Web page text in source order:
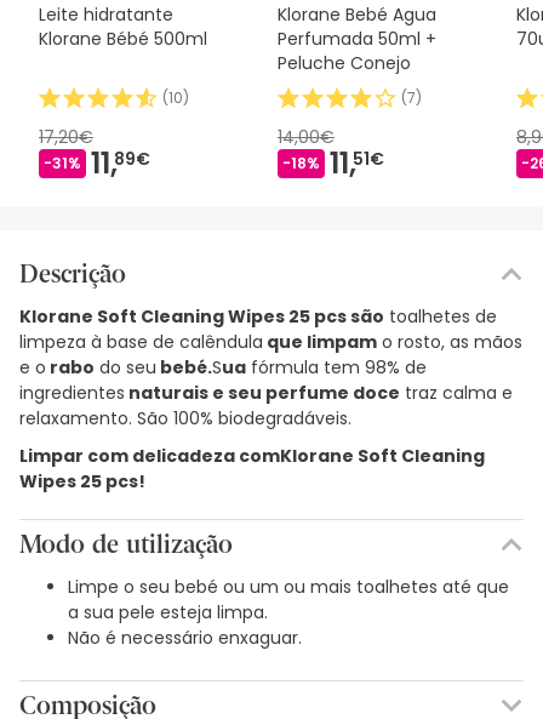
Leite hidratante
Klorane Bébé 500ml
(10)
17,20€
-31% 11,89€
Klorane Bebé Agua
Perfumada 50ml +
Peluche Conejo
(7)
14,00€
-18% 11,51€ -
Descrição
Klorane Soft Cleaning Wipes 25 pcs são toalhetes de
limpeza à base de calêndula que limpam o rosto, as mãos
e o rabo do seu bebé.Sua fórmula tem 98% de
ingredientes naturais e seu perfume doce traz calma e
relaxamento. São 100% biodegradáveis.
Limpar com delicadeza comKlorane Soft Cleaning
Wipes 25 pcs!
Modo de utilização
Limpe o seu bebé ou um ou mais toalhetes até que
a sua pele esteja limpa.
Não é necessário enxaguar.
Composição